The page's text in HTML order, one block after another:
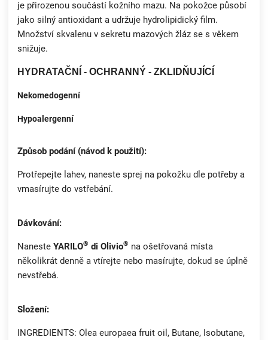
je přirozenou součástí kožního mazu. Na pokožce působí
jako silný antioxidant a udržuje hydrolipidický film.
Množství skvalenu v sekretu mazových žláz se s věkem
snižuje.
HYDRATAČNÍ - OCHRANNÝ - ZKLIDŇUJÍCÍ
Nekomedogenní
Hypoalergenní
Způsob podání (návod k použití):
Protřepejte lahev, naneste sprej na pokožku dle potřeby a
vmasírujte do vstřebání.
Dávkování:
Naneste YARILO® di Olivio® na ošetřovaná místa
několikrát denně a vtírejte nebo masírujte, dokud se úplně
nevstřebá.
Složení:
INGREDIENTS: Olea europaea fruit oil, Butane, Isobutane,